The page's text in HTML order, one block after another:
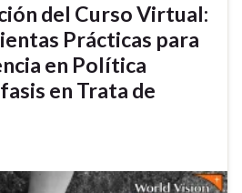
del Curso Virtual:
Prácticas para
en Política
en Trata de